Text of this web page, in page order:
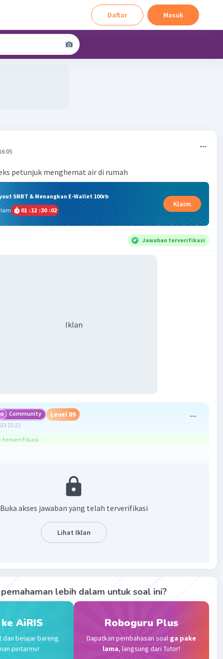
Daftar Masuk
petunjuk menghemat air di rumah
SNBT & Menangkan E-Wallet 100rb
01 :12 :30 :01
Klaim
Jawaban terverifikasi
Iklan
Community Level 89
22:21
terverifikasi
penggunaan air di rumah.
keran yang tidak dipakai.
buah dan sayur sebaiknya di dalam wadah.
jika terdapat pipa yang bocor.
sekaligus dalam jumlah banyak.
Master Teacher
Universitas Negeri Jakarta
terverifikasi
benar adalah menggunakan air secukupnya dan
Buka akses jawaban yang telah terverifikasi
Lihat Iklan
lebih dalam untuk soal ini?
AiRIS
dan belajar bareng
pintarmu!
Roboguru Plus
Dapatkan pembahasan soal ga pake
lama, langsung dari Tutor!